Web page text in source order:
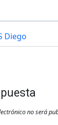
Diego
no será